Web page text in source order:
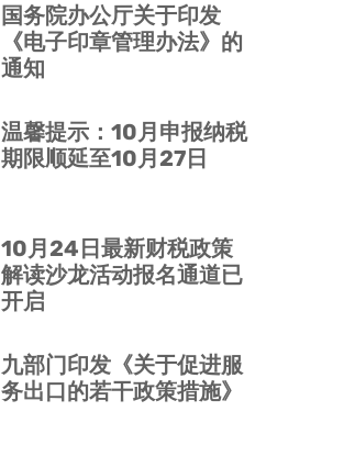
国务院办公厅关于印发
《电子印章管理办法》的
通知
温馨提示：10月申报纳税
期限顺延至10月27日
10月24日最新财税政策
解读沙龙活动报名通道已
开启
九部门印发《关于促进服
务出口的若干政策措施》